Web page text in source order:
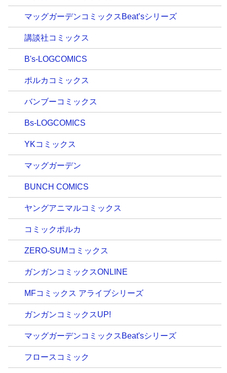
マッグガーデンコミックスBeat’sシリーズ
講談社コミックス
B's-LOGCOMICS
ポルカコミックス
バンブーコミックス
Bs-LOGCOMICS
YKコミックス
マッグガーデン
BUNCH COMICS
ヤングアニマルコミックス
コミックポルカ
ZERO-SUMコミックス
ガンガンコミックスONLINE
MFコミックス アライブシリーズ
ガンガンコミックスUP!
マッグガーデンコミックスBeat'sシリーズ
フロースコミック